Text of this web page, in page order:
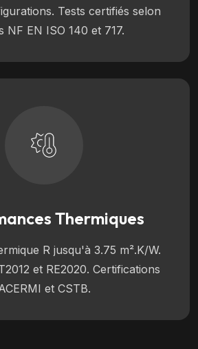
Tests certifiés selon
NF EN ISO 140 et 717.
Thermiques
R jusqu'à 3.75 m².K/W.
et RE2020. Certifications
et CSTB.